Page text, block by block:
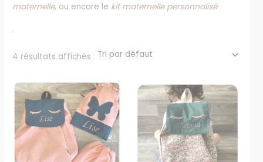
maternelle, ou encore le kit maternelle personnalisé
.
4 résultats affichés
Plage
de
prix :
75,00€
77,00€
Ce
produit
a
plusieurs
variations.
Plage
de
prix :
37,00€
à
39,00€
Ce
produit